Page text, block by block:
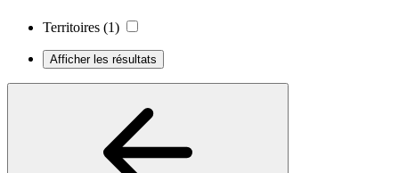
Territoires (1)
Afficher les résultats